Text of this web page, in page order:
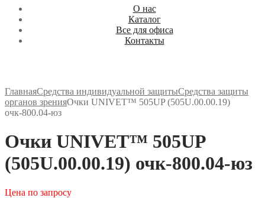
О нас
Каталог
Все для офиса
Контакты
ГлавнаяСредства индивидуальной защитыСредства защиты
органов зренияОчки UNIVET™ 505UP (505U.00.00.19)
очк-800.04-юз
Очки UNIVET™ 505UP
(505U.00.00.19) очк-800.04-юз
Цена по запросу